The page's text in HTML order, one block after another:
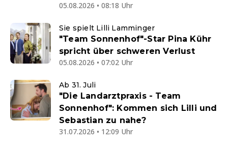
05.08.2026 • 08:18 Uhr
Sie spielt Lilli Lamminger
"Team Sonnenhof"-Star Pina Kühr
spricht über schweren Verlust
05.08.2026 • 07:02 Uhr
Ab 31. Juli
"Die Landarztpraxis - Team
Sonnenhof": Kommen sich Lilli und
Sebastian zu nahe?
31.07.2026 • 12:09 Uhr